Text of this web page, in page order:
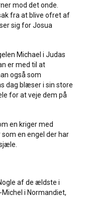
mod det onde.
fra at blive ofret af
sig for Josua
Michael i Judas
er med til at
også som
dag blæser i sin store
for at veje dem på
en kriger med
en engel der har
af de ældste i
i Normandiet,